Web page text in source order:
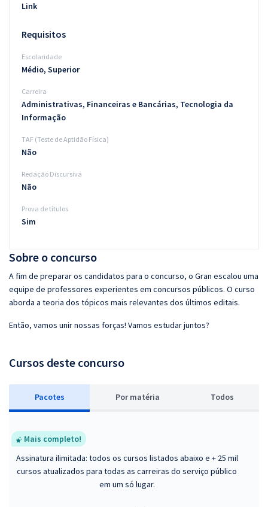
Sobre o concurso
A fim de preparar os candidatos para o concurso, o Gran escalou uma
equipe de professores experientes em concursos públicos. O curso
aborda a teoria dos tópicos mais relevantes dos últimos editais.
Então, vamos unir nossas forças! Vamos estudar juntos?
Cursos deste concurso
Pacotes Por matéria Todos
Mais completo!
Assinatura ilimitada: todos os cursos listados abaixo e + 25 mil
cursos atualizados para todas as carreiras do serviço público
em um só lugar.
Link
Requisitos
Escolaridade
Médio, Superior
Carreira
Administrativas, Financeiras e Bancárias, Tecnologia da
Informação
TAF (Teste de Aptidão Física)
Não
Redação Discursiva
Não
Prova de títulos
Sim